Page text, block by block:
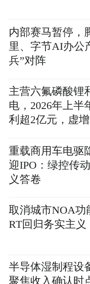
内部赛马暂停，
里、字节AI办公
兵”对阵
主营六氟磷酸锂
电，2026年上半
利超2亿元，虚
诺
重载商用车电驱
迎IPO：绿控传
义答卷
取消城市NOA功
RT回归务实主义
半导体湿制程设
聚焦收入确认时